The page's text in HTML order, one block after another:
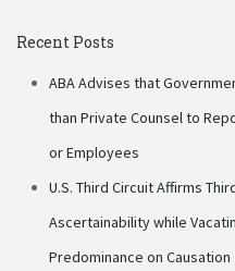
Recent Posts
ABA Advises that
than Private Counsel to
or Employees
U.S. Third Circuit Affirms
Ascertainability while
Predominance on Causation